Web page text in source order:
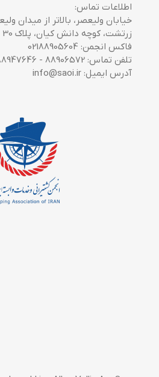
اطلاعات تماس:
خیابان ولیعصر، بالاتر از میدان
زرتشت، کوچه دانش کیان، پلاک 30
فاکس انجمن: 02188905604
تلفن تماس: 88906572 - 88947646
آدرس ایمیل: info@saoi.ir